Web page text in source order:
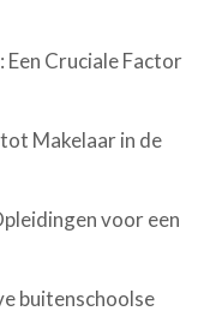
Cruciale Factor
Makelaar in de
voor een
buitenschoolse